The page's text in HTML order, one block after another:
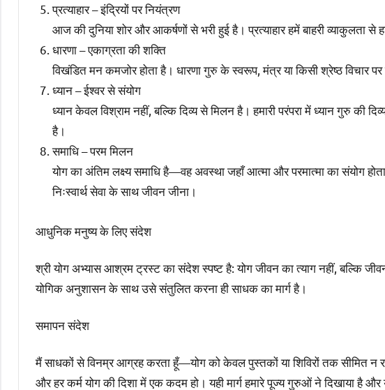
प्रत्याहार – इंद्रियों पर नियंत्रण
आज की दुनिया शोर और आकर्षणों से भरी हुई है। प्रत्याहार हमें बाहरी व्याकुलता
धारणा – एकाग्रता की शक्ति
विखंडित मन कमजोर होता है। धारणा गुरु के स्वरूप, मंत्र या किसी श्रेष्ठ विचार
ध्यान – ईश्वर से संयोग
ध्यान केवल विश्राम नहीं, बल्कि दिव्य से मिलन है। हमारी परंपरा में ध्यान गुरु की
है।
समाधि – परम मिलन
योग का अंतिम लक्ष्य समाधि है—वह अवस्था जहाँ आत्मा और परमात्मा का संयोग
निःस्वार्थ सेवा के साथ जीवन जीना।
आधुनिक मनुष्य के लिए संदेश
श्री योग अभ्यास आश्रम ट्रस्ट का संदेश स्पष्ट है: योग जीवन का त्याग नहीं, बल्कि
योगिक अनुशासन के साथ उसे संतुलित करना ही साधक का मार्ग है।
समापन संदेश
मैं साधकों से विनम्र आग्रह करता हूँ—योग को केवल पुस्तकों या शिविरों तक सीमित न
और हर कर्म योग की दिशा में एक कदम हो। यही मार्ग हमारे पूज्य गुरुओं ने दिखाया है